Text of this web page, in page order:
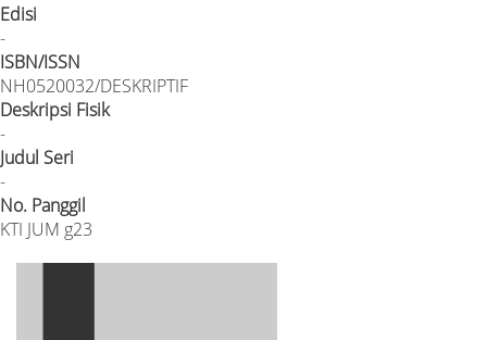
Edisi
-
ISBN/ISSN
NH0520032/DESKRIPTIF
Deskripsi Fisik
-
Judul Seri
-
No. Panggil
KTI JUM g23